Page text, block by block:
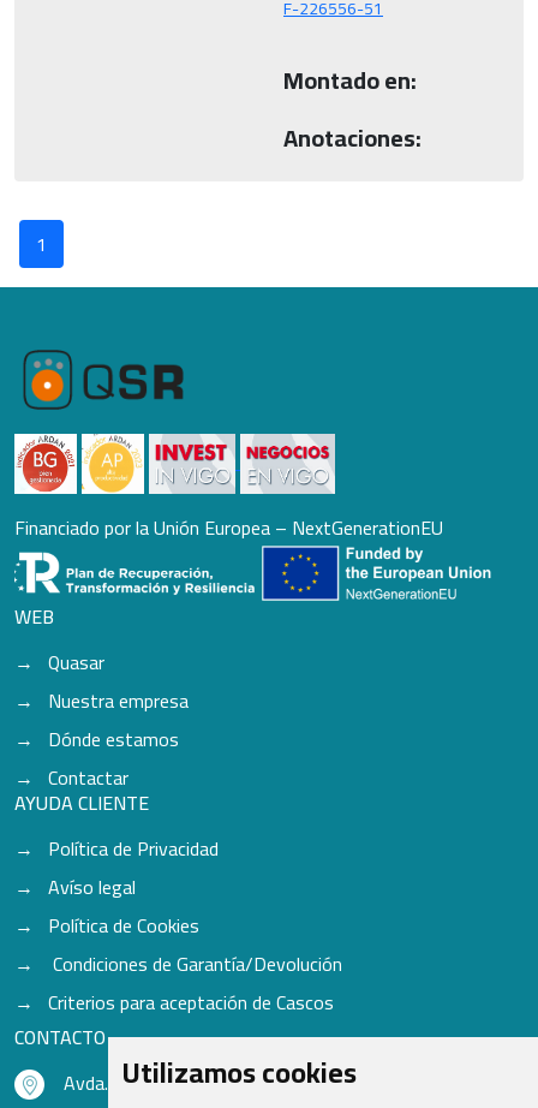
Utilizamos cookies
Montado en:
Anotaciones:
1
Financiado por la Unión Europea – NextGenerationEU
WEB
Quasar
Nuestra empresa
Dónde estamos
Contactar
AYUDA CLIENTE
Política de Privacidad
Avíso legal
Política de Cookies
Condiciones de Garantía/Devolución
Criterios para aceptación de Cascos
CONTACTO
Avda. do Freixo - Sardoma, 13